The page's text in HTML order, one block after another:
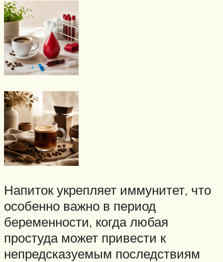
Напиток укрепляет иммунитет, что
особенно важно в период
беременности, когда любая
простуда может привести к
непредсказуемым последствиям